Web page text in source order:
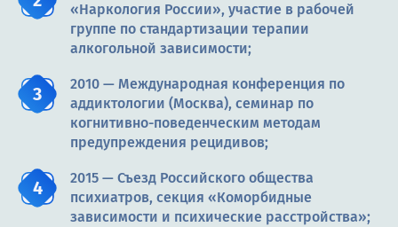
«Наркология России», участие в рабочей
группе по стандартизации терапии
алкогольной зависимости;
2010 — Международная конференция по
аддиктологии (Москва), семинар по
когнитивно-поведенческим методам
предупреждения рецидивов;
2015 — Съезд Российского общества
психиатров, секция «Коморбидные
зависимости и психические расстройства»;